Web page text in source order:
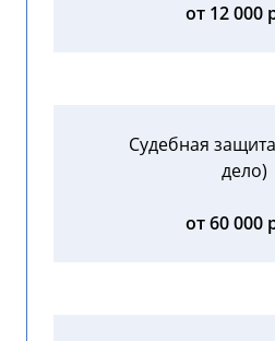
от 12 000
Судебная
дело)
от 60 000